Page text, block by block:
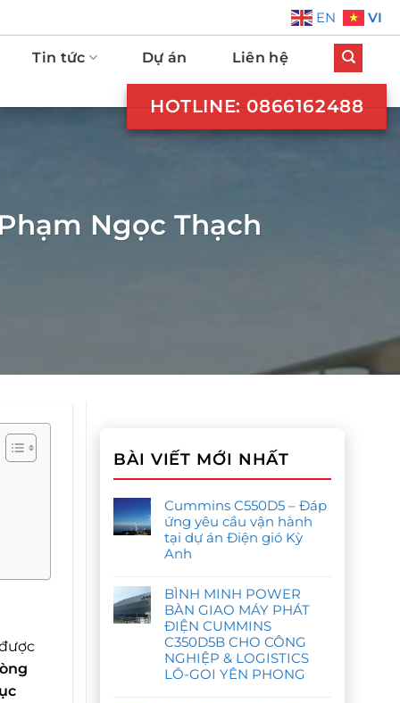
EN VI
Tin tức Dự án Liên hệ
HOTLINE: 0866162488
Ngọc Thạch
BÀI VIẾT MỚI NHẤT
Cummins C550D5 – Đáp
ứng yêu cầu vận hành
tại dự án Điện gió Kỳ
Anh
bình
luận
ở
Cummins
C550D5
–
Đáp
ứng
yêu
BÌNH MINH POWER
BÀN GIAO MÁY PHÁT
ĐIỆN CUMMINS
C350D5B CHO CÔNG
NGHIỆP & LOGISTICS
LŌ-GOI YÊN PHONG